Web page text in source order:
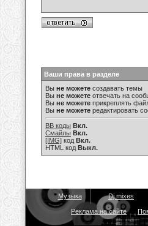
Ваши права в разделе
Вы не можете создавать темы
Вы не можете отвечать на
Вы не можете прикреплять
Вы не можете редактировать
BB коды Вкл.
Смайлы Вкл.
[IMG] код Вкл.
HTML код Выкл.
Музыка Dj mixes
Реклама на сайте